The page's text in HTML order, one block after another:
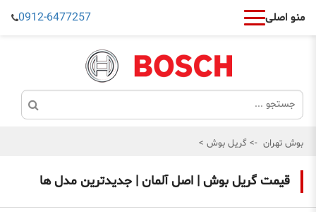
منو اصلی 0912-6477257
بوش تهران -> گریل بوش >
قیمت گریل بوش | اصل آلمان | جدیدترین مدل ها